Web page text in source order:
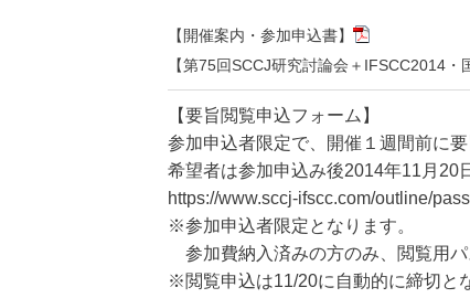
【開催案内・参加申込書】
【第75回SCCJ研究討論会＋IFSCC2014・
【要旨閲覧申込フォーム】
参加申込者限定で、開催１週間前に
希望者は参加申込み後2014年11月20
https://www.sccj-ifscc.com/outline/
※参加申込者限定となります。
参加費納入済みの方のみ、閲覧用パ
※閲覧申込は11/20に自動的に締切と